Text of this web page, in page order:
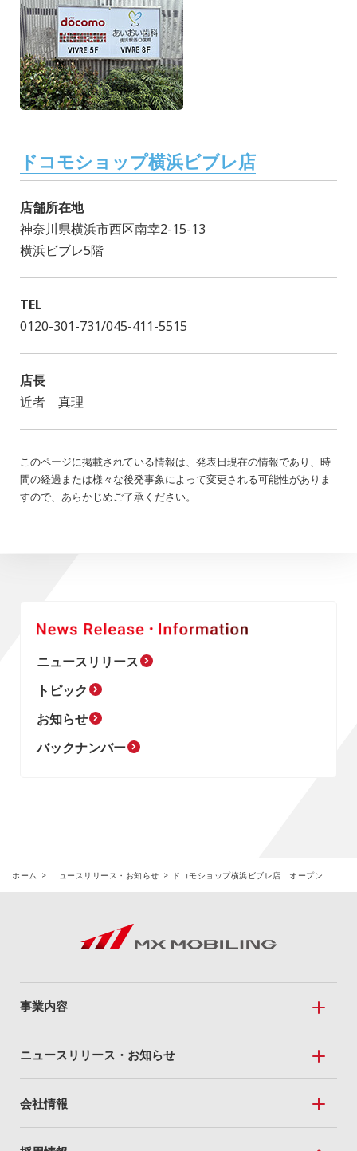
ドコモショップ横浜ビブレ店
店舗所在地
神奈川県横浜市西区南幸2-15-13
横浜ビブレ5階
TEL
0120-301-731/045-411-5515
店長
近者 真理
このページに掲載されている情報は、発表日現在の情報であり、時
間の経過または様々な後発事象によって変更される可能性がありま
すので、あらかじめご了承ください。
ニュースリリース
トピック
お知らせ
バックナンバー
ホーム ニュースリリース・お知らせ ドコモショップ横浜ビブレ店 オープン
事業内容
事業内容トップ
Mobile Sales
私たちのドコモショップ
ニュースリリース・お知らせ
ニュースリリース・お知らせトップ
ニュースリリース
会社情報
会社情報トップ